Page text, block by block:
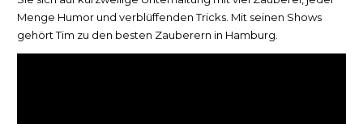
Menge Humor und verblüffenden Tricks. Mit seinen Shows
gehört Tim zu den besten Zauberern in Hamburg.